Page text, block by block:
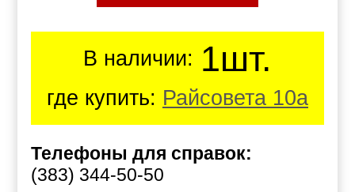
В наличии: 1шт.
где купить: Райсовета 10а
Телефоны для справок:
(383) 344-50-50